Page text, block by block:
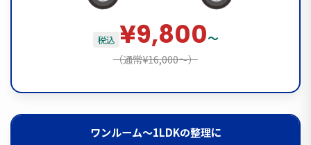
税込 ¥9,800〜
（通常¥16,000〜）
ワンルーム〜1LDKの整理に